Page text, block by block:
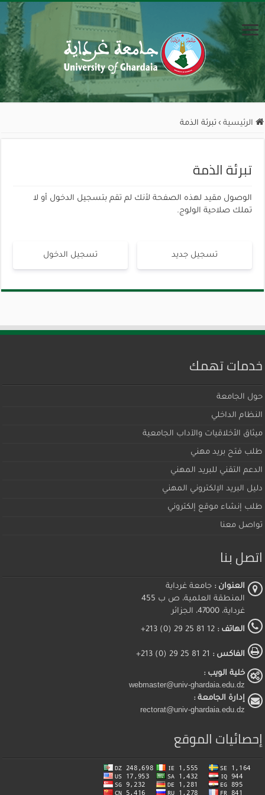
الرئيسية › تبرئة الذمة
تبرئة الذمة
الوصول مقيد لهذه الصفحة لأنك لم تقم بتسجيل الدخول أو لا
تملك صلاحية الولوج.
تسجيل الدخول تسجيل جديد
خدمات تهمك
حول الجامعة
النظام الداخلي
ميثاق اﻷخلاقيات والآداب الجامعية
طلب فتح بريد مهني
الدعم التقني للبريد المهني
دليل البريد الإلكتروني المهني
طلب إنشاء موقع إلكتروني
تواصل معنا
اتصل بنا
العنوان : جامعة غرداية
المنطقة العلمية، ص ب 455
غرداية، 47000، الجزائر
الهاتف : 12 81 25 29 (0) 213+
الفاكس :
خلية الويب :
webmaster@univ-ghardaia.edu.dz
إدارة الجامعة :
rectorat@univ-ghardaia.edu.dz
إحصائيات الموقع